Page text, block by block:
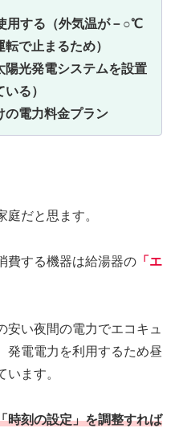
用する（外気温が－○℃
で止まるため）
陽光発電システムを設置
る）
電力料金プラン
だと思ます。
費する機器は給湯器の 「エ
安い夜間の電力でエコキュ
発電電力を利用するため昼
ます。
時刻の設定」を調整すれば